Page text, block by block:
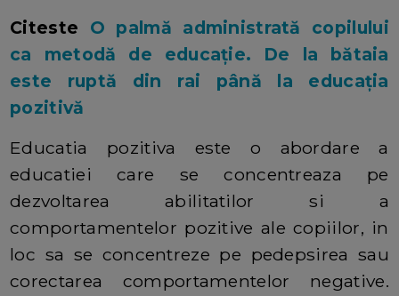
Citeste O palmă administrată copilului
ca metodă de educație. De la bătaia
este ruptă din rai până la educația
pozitivă
Educatia pozitiva este o abordare a
educatiei care se concentreaza pe
dezvoltarea abilitatilor si a
comportamentelor pozitive ale copiilor, in
loc sa se concentreze pe pedepsirea sau
corectarea comportamentelor negative.